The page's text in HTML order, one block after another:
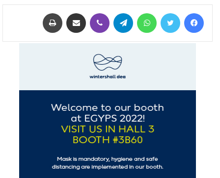
فيسبوك تويتر واتساب تيلقرام ڤايبر مشاركة عبر البريد